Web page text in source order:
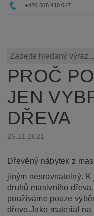
+420 608 410 047
PROČ
JEN
DŘEVA
26.11.2021
Dřevěný nábytek z
jiným nesrovnatelný.
druhů masivního
používáme pouze
dřevo.Jako materiál